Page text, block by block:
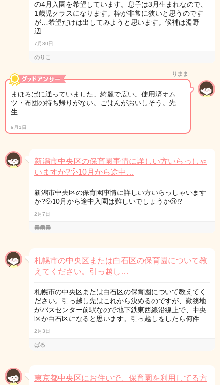
の4月入園を希望しています。息子は3月生まれなので、
1歳児クラスになります。枠が非常に狭いと思うのです
が…希望だけは出してみようと思います。候補は淵野
辺…
7月30日
のりこ
りまま
まほろばに通っていました。綺麗で広い。使用済オム
ツ・布団の持ち帰りがない。ごはんがおいしそう。先
生…
8月1日
新潟市中央区の保育園事情に詳しい方いらっしゃ
いますか?💦10月から途中…
新潟市中央区の保育園事情に詳しい方いらっしゃいます
か?💦10月から途中入園は難しいでしょうか😢⁉️
2月7日
👻👻👻
札幌市の中央区または白石区の保育園について教
えてください。引っ越し…
札幌市の中央区または白石区の保育園について教えてく
ださい。引っ越し先はこれから決めるのですが、勤務地
がバスセンター前駅なので地下鉄東西線沿線上で、中央
区か白石区になると思います。引っ越しをしたら何件…
2月3日
ばる
東京都中央区にお住いで、保育園を利用してる方